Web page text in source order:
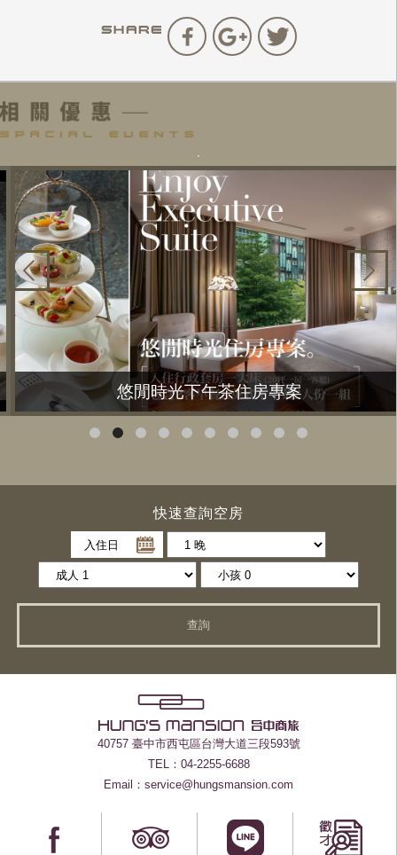
悠閒時光下午茶住房專案
快速查詢空房
入住日
查詢
40757 臺中市西屯區台灣大道三段593號
TEL：04-2255-6688
Email：service@hungsmansion.com